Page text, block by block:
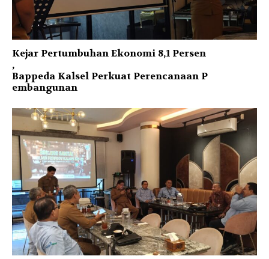
Kejar Pertumbuhan Ekonomi 8,1 Persen
,
Bappeda Kalsel Perkuat Perencanaan P
embangunan